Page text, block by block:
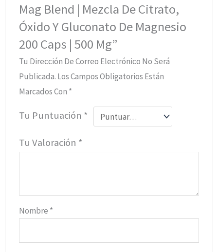
Mag Blend | Mezcla De Citrato,
Óxido Y Gluconato De Magnesio
200 Caps | 500 Mg”
Tu Dirección De Correo Electrónico No Será
Publicada. Los Campos Obligatorios Están
Marcados Con *
Tu Puntuación *
Tu Valoración *
Nombre *